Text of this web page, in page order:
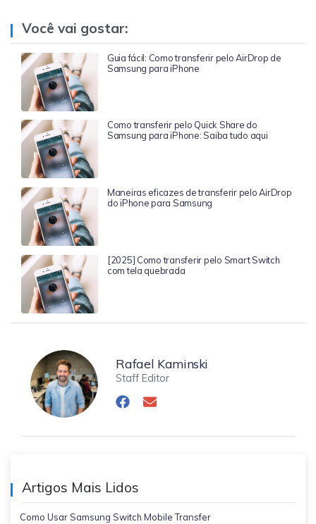
Você vai gostar:
Guia fácil: Como transferir pelo AirDrop de
Samsung para iPhone
Como transferir pelo Quick Share do
Samsung para iPhone: Saiba tudo aqui
Maneiras eficazes de transferir pelo AirDrop
do iPhone para Samsung
[2025] Como transferir pelo Smart Switch
com tela quebrada
Rafael Kaminski
Staff Editor
Artigos Mais Lidos
Como Usar Samsung Switch Mobile Transfer